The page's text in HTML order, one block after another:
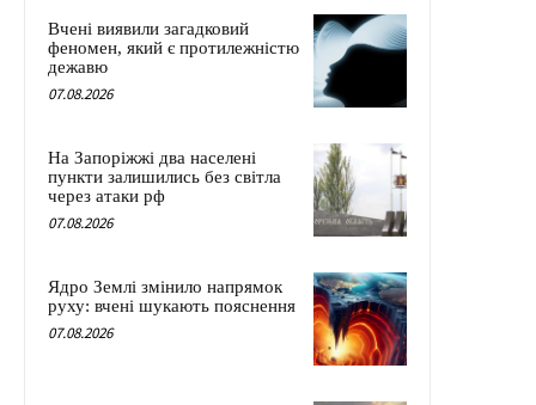
Вчені виявили загадковий
феномен, який є протилежністю
дежавю
07.08.2026
На Запоріжжі два населені
пункти залишились без світла
через атаки рф
07.08.2026
Ядро Землі змінило напрямок
руху: вчені шукають пояснення
07.08.2026